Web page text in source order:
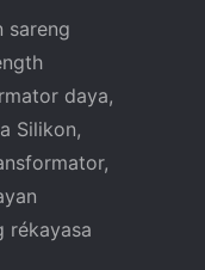
sareng
daya,
Silikon,
rékayasa